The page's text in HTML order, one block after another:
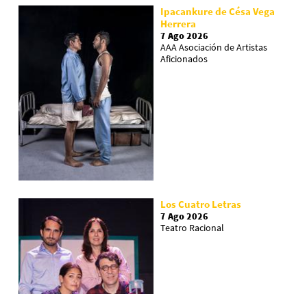
Ipacankure de Césa Vega
Herrera
7 Ago 2026
AAA Asociación de Artistas
Aficionados
Los Cuatro Letras
7 Ago 2026
Teatro Racional